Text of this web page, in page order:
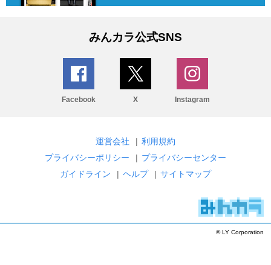
みんカラ公式SNS
Facebook X Instagram
運営会社 | 利用規約
プライバシーポリシー
| プライバシーセンター
ガイドライン
| ヘルプ | サイトマップ
© LY Corporation